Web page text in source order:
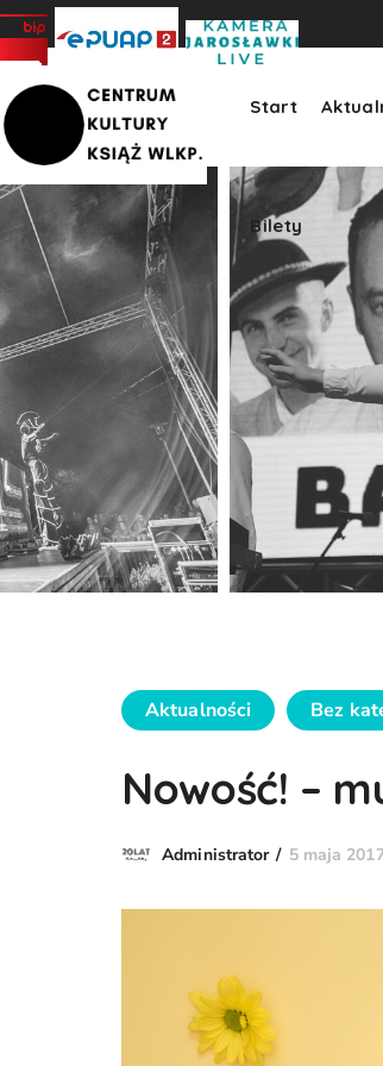
>
Start
Bilety
Bilety
Aktualności Bez
Nowość! –
Administrator 5 maja